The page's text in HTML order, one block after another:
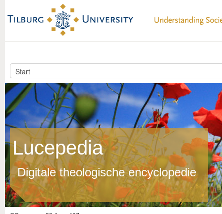
Lucepedia
Digitale theologische encyclopedie